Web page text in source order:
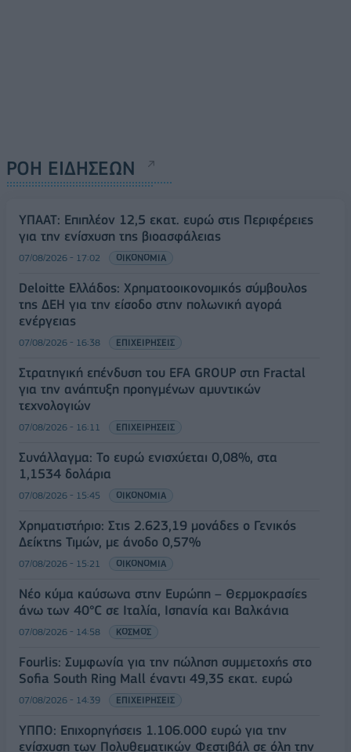
ΡΟΗ ΕΙΔΗΣΕΩΝ
ΥΠΑΑΤ: Επιπλέον 12,5 εκατ. ευρώ στις Περιφέρειες
για την ενίσχυση της βιοασφάλειας
07/08/2026 - 17:02 ΟΙΚΟΝΟΜΙΑ
Deloitte Ελλάδος: Χρηματοοικονομικός σύμβουλος
της ΔΕΗ για την είσοδο στην πολωνική αγορά
ενέργειας
07/08/2026 - 16:38 ΕΠΙΧΕΙΡΗΣΕΙΣ
Στρατηγική επένδυση του EFA GROUP στη Fractal
για την ανάπτυξη προηγμένων αμυντικών
τεχνολογιών
07/08/2026 - 16:11 ΕΠΙΧΕΙΡΗΣΕΙΣ
Συνάλλαγμα: Το ευρώ ενισχύεται 0,08%, στα
1,1534 δολάρια
07/08/2026 - 15:45 ΟΙΚΟΝΟΜΙΑ
Χρηματιστήριο: Στις 2.623,19 μονάδες ο Γενικός
Δείκτης Τιμών, με άνοδο 0,57%
07/08/2026 - 15:21 ΟΙΚΟΝΟΜΙΑ
Νέο κύμα καύσωνα στην Ευρώπη – Θερμοκρασίες
άνω των 40°C σε Ιταλία, Ισπανία και Βαλκάνια
07/08/2026 - 14:58 ΚΟΣΜΟΣ
Fourlis: Συμφωνία για την πώληση συμμετοχής στο
Sofia South Ring Mall έναντι 49,35 εκατ. ευρώ
07/08/2026 - 14:39 ΕΠΙΧΕΙΡΗΣΕΙΣ
ΥΠΠΟ: Επιχορηγήσεις 1.106.000 ευρώ για την
ενίσχυση των Πολυθεματικών Φεστιβάλ σε όλη την